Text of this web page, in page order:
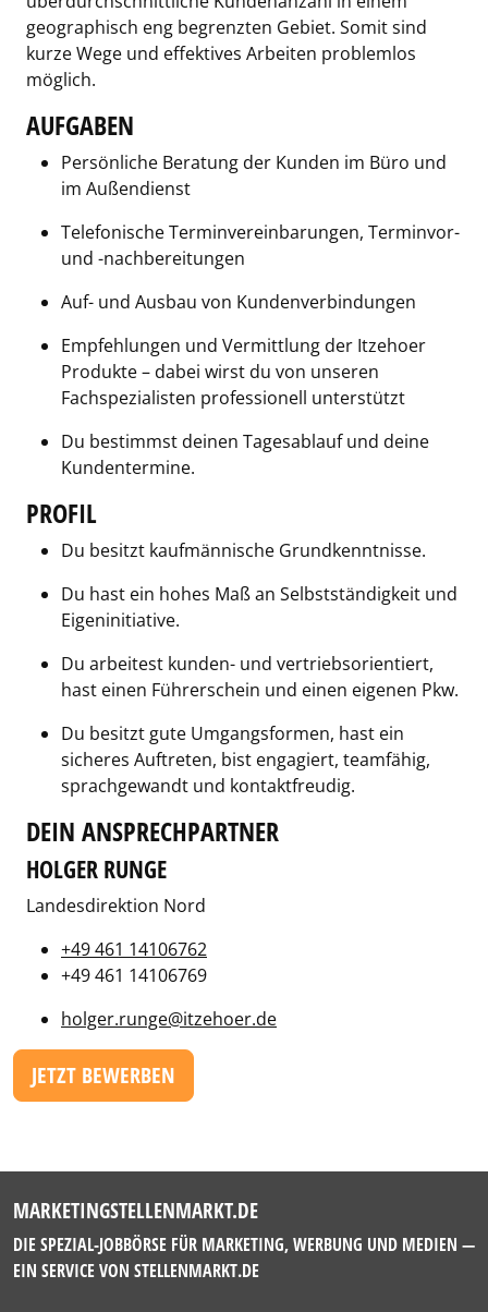
geographisch eng begrenzten Gebiet. Somit sind
kurze Wege und effektives Arbeiten problemlos
möglich.
AUFGABEN
Persönliche Beratung der Kunden im Büro und
im Außendienst
Telefonische Terminvereinbarungen, Terminvor-
und -nachbereitungen
Auf- und Ausbau von Kundenverbindungen
Empfehlungen und Vermittlung der Itzehoer
Produkte – dabei wirst du von unseren
Fachspezialisten professionell unterstützt
Du bestimmst deinen Tagesablauf und deine
Kundentermine.
PROFIL
Du besitzt kaufmännische Grundkenntnisse.
Du hast ein hohes Maß an Selbstständigkeit und
Eigeninitiative.
Du arbeitest kunden- und vertriebsorientiert,
hast einen Führerschein und einen eigenen Pkw.
Du besitzt gute Umgangsformen, hast ein
sicheres Auftreten, bist engagiert, teamfähig,
sprachgewandt und kontaktfreudig.
DEIN ANSPRECHPARTNER
HOLGER RUNGE
Landesdirektion Nord
+49 461 14106762
+49 461 14106769
holger.runge@itzehoer.de
JETZT BEWERBEN
MARKETINGSTELLENMARKT.DE
DIE SPEZIAL-JOBBÖRSE FÜR MARKETING, WERBUNG UND MEDIEN —
EIN SERVICE VON STELLENMARKT.DE